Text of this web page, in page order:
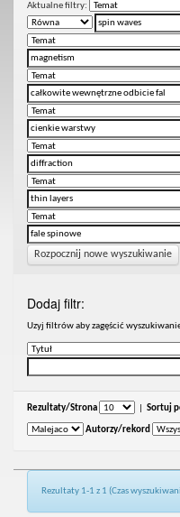
Aktualne filtry:
Rozpocznij nowe wyszukiwanie
Dodaj filtr:
Uzyj filtrów aby zagęścić
Rezultaty/Strona Sortuj
Autorzy/rekord
Rezultaty 1-1 z 1 (Czas